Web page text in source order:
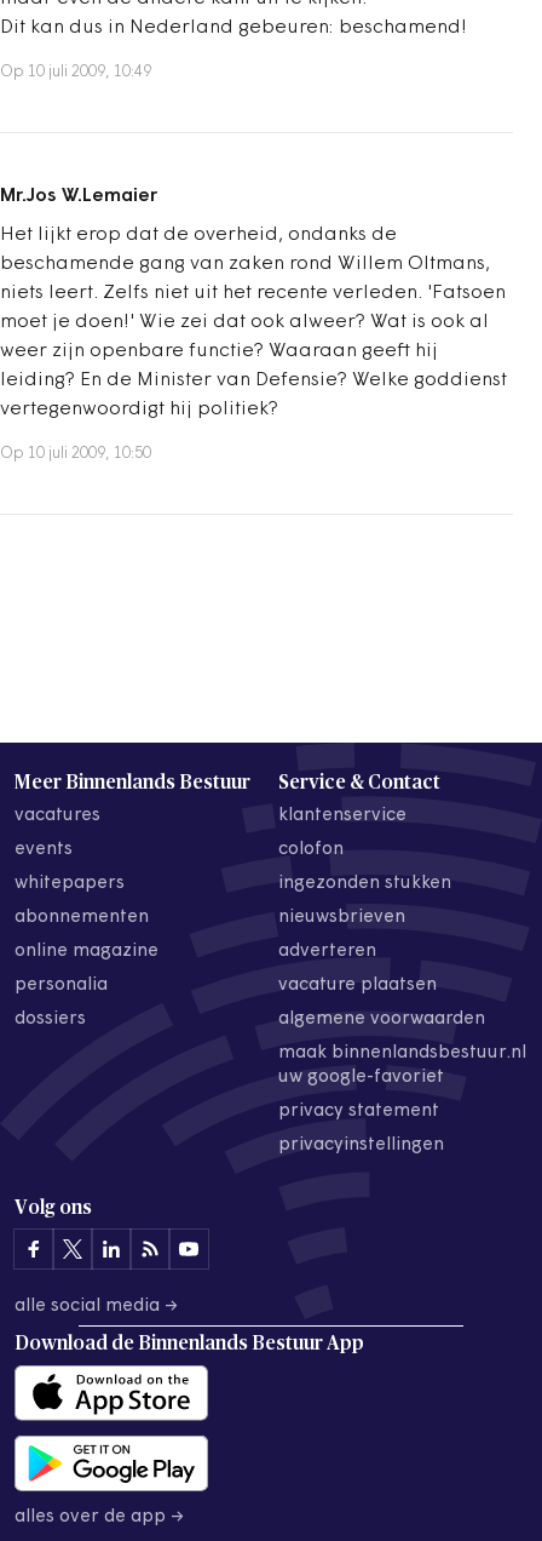
Dit kan dus in Nederland gebeuren: beschamend!
Op 10 juli 2009, 10:49
Mr.Jos W.Lemaier
Het lijkt erop dat de overheid, ondanks de
beschamende gang van zaken rond Willem Oltmans,
niets leert. Zelfs niet uit het recente verleden. 'Fatsoen
moet je doen!' Wie zei dat ook alweer? Wat is ook al
weer zijn openbare functie? Waaraan geeft hij
leiding? En de Minister van Defensie? Welke goddienst
vertegenwoordigt hij politiek?
Op 10 juli 2009, 10:50
Meer Binnenlands Bestuur
vacatures
events
whitepapers
abonnementen
online magazine
personalia
dossiers
Service & Contact
klantenservice
colofon
ingezonden stukken
nieuwsbrieven
adverteren
vacature plaatsen
algemene voorwaarden
maak binnenlandsbestuur.nl
uw google-favoriet
privacy statement
privacyinstellingen
Volg ons
alle social media →
Download de Binnenlands Bestuur App
alles over de app →